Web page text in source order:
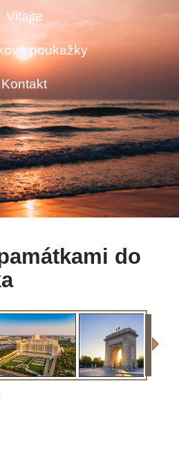
Vitajte
poukažky
Kontakt
do